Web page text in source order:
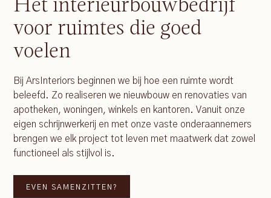
voor ruimtes die goed
voelen
Bij ArsInteriors beginnen we bij hoe een ruimte wordt
beleefd. Zo realiseren we nieuwbouw en renovaties van
apotheken, woningen, winkels en kantoren. Vanuit onze
eigen schrijnwerkerij en met onze vaste onderaannemers
brengen we elk project tot leven met maatwerk dat zowel
functioneel als stijlvol is.
EVEN SAMENZITTEN?